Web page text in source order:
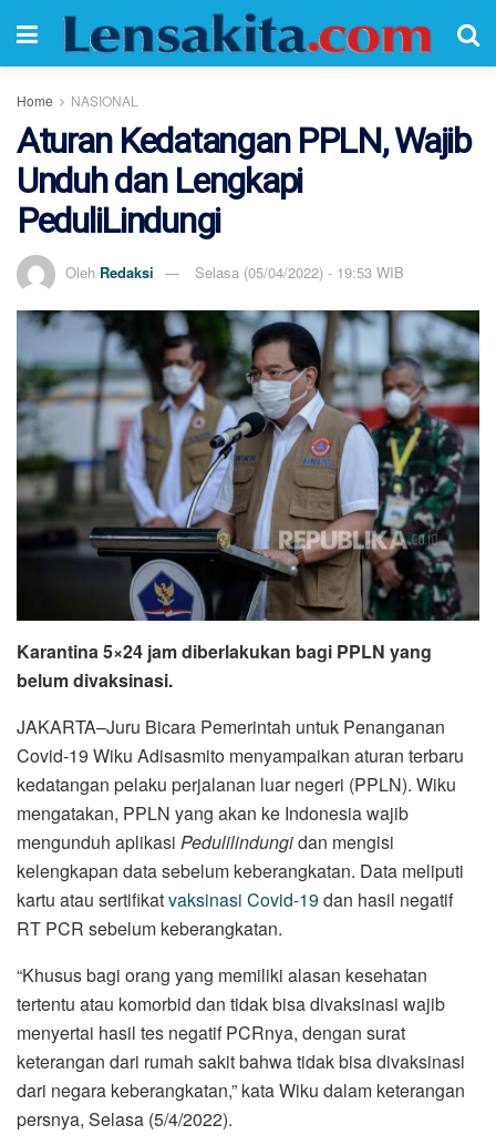
Home NASIONAL
Aturan Kedatangan PPLN, Wajib
Unduh dan Lengkapi
PeduliLindungi
Oleh Redaksi Selasa (05/04/2022) - 19:53 WIB
Karantina 5×24 jam diberlakukan bagi PPLN yang
belum divaksinasi.
JAKARTA–Juru Bicara Pemerintah untuk Penanganan
Covid-19 Wiku Adisasmito menyampaikan aturan terbaru
kedatangan pelaku perjalanan luar negeri (PPLN). Wiku
mengatakan, PPLN yang akan ke Indonesia wajib
mengunduh aplikasi Pedulilindungidan mengisi
kelengkapan data sebelum keberangkatan. Data meliputi
kartu atau sertifikatvaksinasi Covid-19dan hasil negatif
RT PCR sebelum keberangkatan.
“Khusus bagi orang yang memiliki alasan kesehatan
tertentu atau komorbid dan tidak bisa divaksinasi wajib
menyertai hasil tes negatif PCRnya, dengan surat
keterangan dari rumah sakit bahwa tidak bisa divaksinasi
dari negara keberangkatan,” kata Wiku dalam keterangan
persnya, Selasa (5/4/2022).